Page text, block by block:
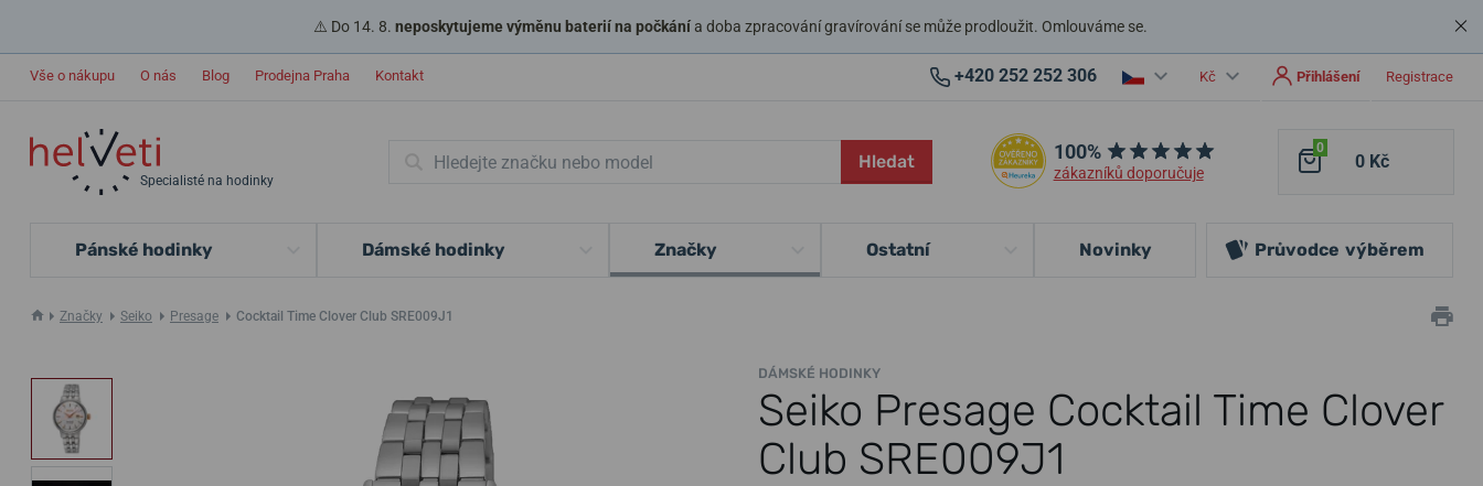
⚠️ Do 14. 8. neposkytujeme výměnu baterií na počkánía doba zpracování gravírování se může prodloužit. Omlouváme se.
Vše o nákupu O nás Blog Prodejna Praha Kontakt +420 252 252 306 Kč Přihlášení Registrace
Specialisté na hodinky
Hledat 100%
zákazníků doporučuje
0
0 Kč
Pánské hodinky Dámské hodinky Značky Ostatní Novinky Průvodce výběrem
Značky Seiko Presage Cocktail Time Clover Club SRE009J1
DÁMSKÉ HODINKY
Seiko Presage Cocktail Time Clover
Club SRE009J1